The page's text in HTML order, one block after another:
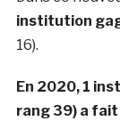
institution
16).
En 2020, 1
rang 39) a